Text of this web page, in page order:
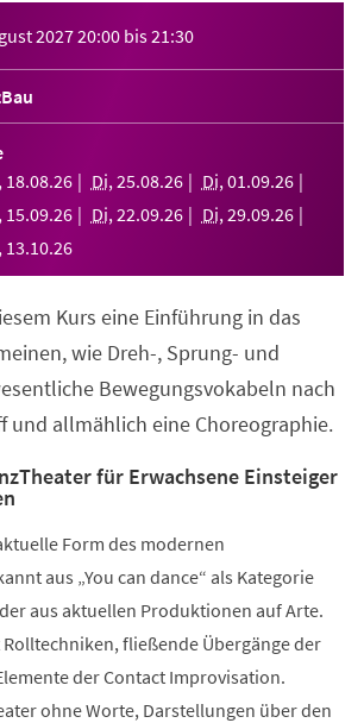
202720:00 bis21:30
, 18.08.26 Di, 25.08.26 Di, 01 .09.26
, 15.09.26 Di, 22.09.26 Di, 29.09.26
, 13.10.26
Kurs eine Einführung in das
wie Dreh-, Sprung- und
Bewegungsvokabeln nach
und allmählich eine Choreographie.
für Erwachsene Einsteiger
Form des modernen
aus „You can dance“ als Kategorie
aus aktuellen Produktionen auf Arte.
Rolltechniken, fließende Übergänge der
der Contact Improvisation.
ohne Worte, Darstellungen über den